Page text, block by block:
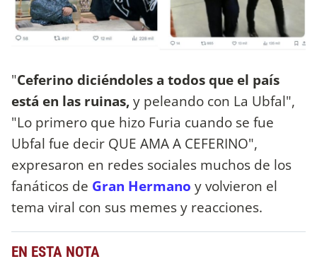
"Ceferino diciéndoles a todos que el país
está en las ruinas,y peleando con La Ubfal",
"Lo primero que hizo Furia cuando se fue
Ubfal fue decir QUE AMA A CEFERINO",
expresaron en redes sociales muchos de los
fanáticos de Gran Hermano y volvieron el
tema viral con sus memes y reacciones.
EN ESTA NOTA